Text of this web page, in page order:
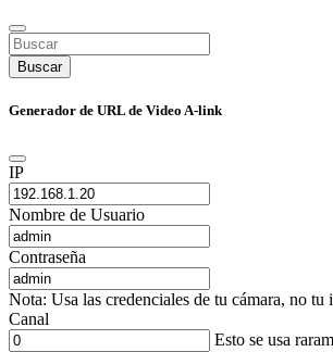
Buscar
Generador de URL de Video A-link
IP
Nombre de Usuario
Contraseña
Nota: Usa las credenciales de tu cámara, no
Canal
Esto se usa